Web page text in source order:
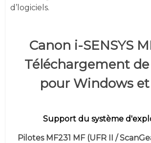
d’logiciels.
Canon i-SENSYS
Téléchargement
pour Windows
Support du système
Pilotes MF231 MF (UFR II /